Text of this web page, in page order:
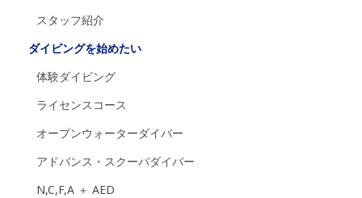
スタッフ紹介
ダイビングを始めたい
体験ダイビング
ライセンスコース
オープンウォーターダイバー
アドバンス・スクーバダイバー
N,C,F,A ＋ AED